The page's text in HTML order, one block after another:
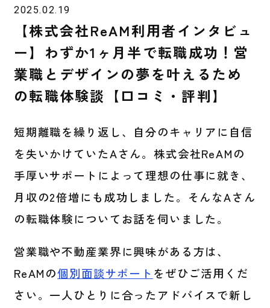
2025.02.19
【株式会社ReAM利用者インタビュ
ー】わずか1ヶ月半で転職成功！営
業職とデザインの夢を叶えるため
の転職体験談【口コミ・評判】
短期離職を繰り返し、自分のキャリアに自信
を失いかけていたAさん。株式会社ReAMの
手厚いサポートによって理想の仕事に就き、
月収の2倍増にも成功しました。そんなAさん
の転職体験についてお話を伺いました。
営業職や不動産業界に興味がある方は、
ReAMの個別面談サポート をぜひご活用くだ
さい。一人ひとりに合ったアドバイスで新し